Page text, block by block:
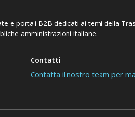
e portali B2B dedicati ai temi della
amministrazioni italiane.
Contatti
Contatta il nostro team per